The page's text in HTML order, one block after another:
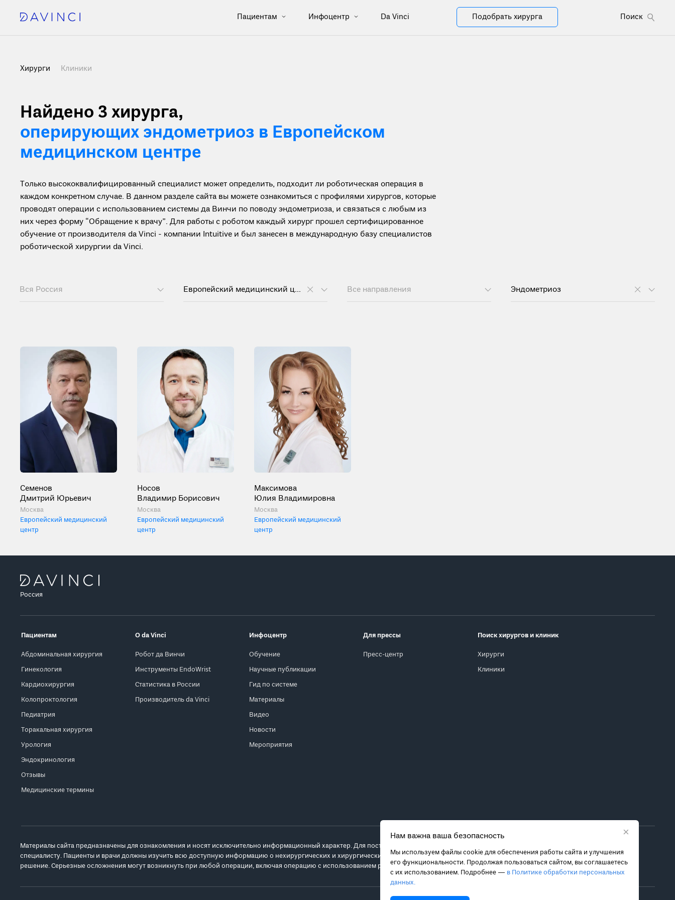
Пациентам Инфоцентр Da Vinci Подобрать хирурга Поиск
Хирурги Клиники
Найдено 3 хирурга,
оперирующих эндометриоз в Европейском
медицинском центре
Только высококвалифицированный специалист может определить, подходит ли роботическая операция в
каждом конкретном случае. В данном разделе сайта вы можете ознакомиться с профилями хирургов, которые
проводят операции с использованием системы да Винчи по поводу эндометриоза, и связаться с любым из
них через форму “Обращение к врачу”. Для работы с роботом каждый хирург прошел сертифицированное
обучение от производителя da Vinci - компании Intuitive и был занесен в международную базу специалистов
роботической хирургии da Vinci.
Вся Россия Европейский медицинский центр Все направления Эндометриоз
Семенов
Дмитрий Юрьевич
Москва
Европейский медицинский
центр
Носов
Владимир Борисович
Москва
Европейский медицинский
центр
Максимова
Юлия Владимировна
Москва
Европейский медицинский
центр
×
Нам важна ваша безопасность
Мы используем файлы cookie для обеспечения работы сайта и улучшения
его функциональности. Продолжая пользоваться сайтом, вы соглашаетесь
с их использованием. Подробнее — в Политике обработки персональных
данных.
Россия
Пациентам
Абдоминальная хирургия
Гинекология
Кардиохирургия
Колопроктология
Педиатрия
Торакальная хирургия
Урология
Эндокринология
Отзывы
Медицинские термины
О da Vinci
Робот да Винчи
Инструменты EndoWrist
Статистика в России
Производитель da Vinci
Инфоцентр
Обучение
Научные публикации
Гид по системе
Материалы
Видео
Новости
Мероприятия
Для прессы
Пресс-центр
Поиск хирургов и клиник
Хирурги
Клиники
Материалы сайта предназначены для ознакомления и носят исключительно информационный характер. Для постановки диагноза и выбора метода лечения обратитесь за консультацией к
специалисту. Пациенты и врачи должны изучить всю доступную информацию о нехирургических и хирургических вариантах лечения и связанных с ними рисках, чтобы принять обоснованное
решение. Серьезные осложнения могут возникнуть при любой операции, включая операцию с использованием робота da Vinci.